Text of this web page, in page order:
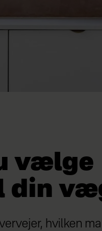
vælge
din
hvilken